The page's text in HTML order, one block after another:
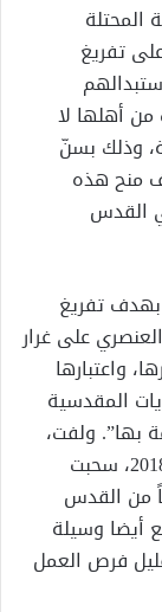
المحتلة
تفريغ
من أهلها لا
وذلك بسنّ
منحهذه
القدس
بهدفتفريغ
العنصريعلىغرار
واعتبارها
المقدسية
بها”. ولفت،
، سحبت
من القدس
أيضا وسيلة
فرص العمل